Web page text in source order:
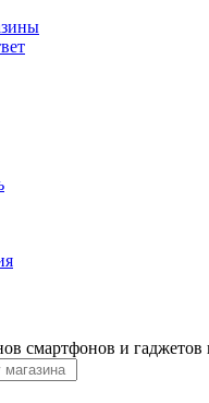
смартфонов и